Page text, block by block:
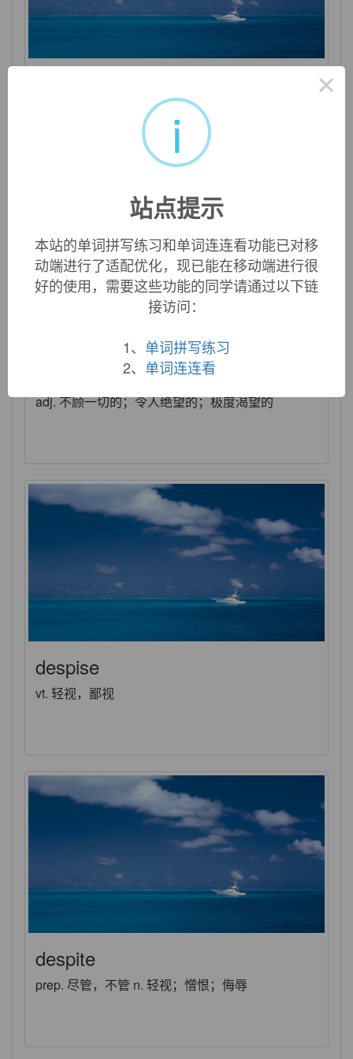
n. 绝望；令人绝望的人或事 vi. 绝望，丧失信心
adj. 不顾一切的；令人绝望的；极度渴望的
despise
vt. 轻视，鄙视
despite
prep. 尽管，不管 n. 轻视；憎恨；侮辱
×
i
站点提示
本站的单词拼写练习和单词连连看功能已对移
动端进行了适配优化，现已能在移动端进行很
好的使用，需要这些功能的同学请通过以下链
接访问：
1、 单词拼写练习
2、 单词连连看